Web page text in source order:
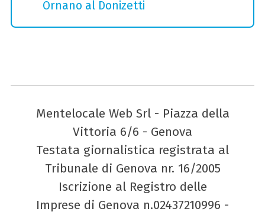
Ornano al Donizetti
Mentelocale Web Srl - Piazza della
Vittoria 6/6 - Genova
Testata giornalistica registrata al
Tribunale di Genova nr. 16/2005
Iscrizione al Registro delle
Imprese di Genova n.02437210996 -